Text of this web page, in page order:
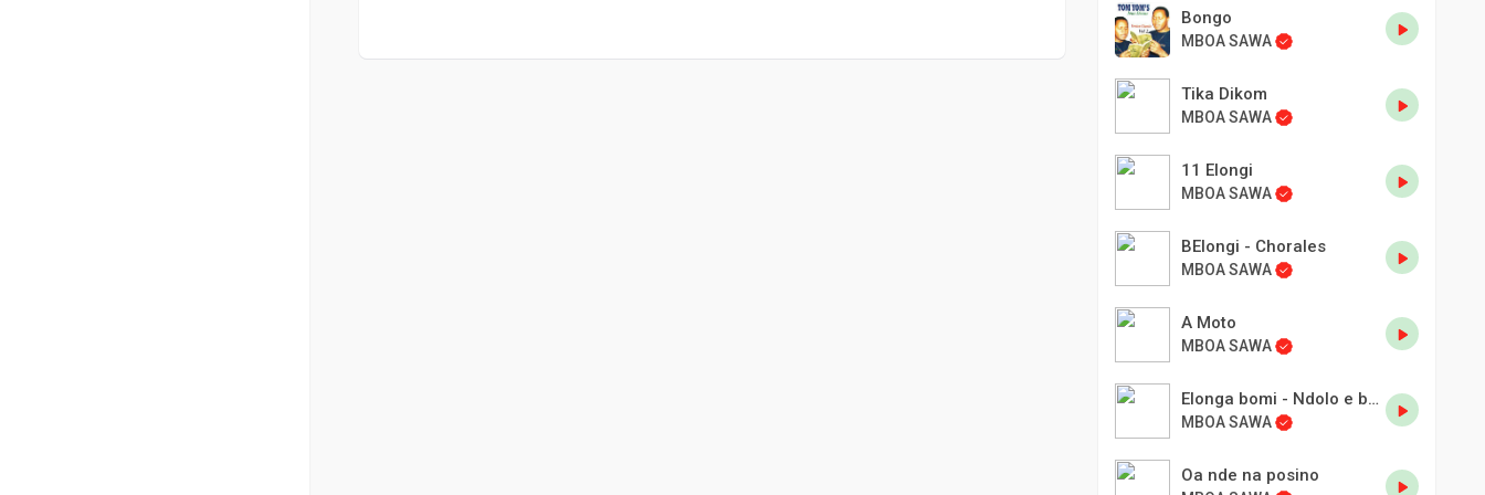
Bongo
MBOA SAWA
Tika Dikom
MBOA SAWA
11 Elongi
MBOA SAWA
BElongi - Chorales
MBOA SAWA
A Moto
MBOA SAWA
Elonga bomi - Ndolo e buki
MBOA SAWA
Oa nde na posino